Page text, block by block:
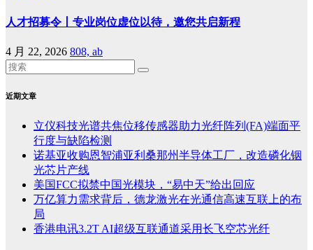
人才招募令丨专业岗位虚位以待，邀您共启新程
4 月 22, 2026 808, ab
近期文章
立仪科技光谱共焦位移传感器助力光纤阵列(FA)端面平
行度与缺陷检测
诺基亚收购恩智浦亚利桑那州半导体工厂，改造磷化铟
光芯片产线
美国FCC拟禁中国光模块，“易中天”给出回应
万亿算力需求背后，德龙激光在光通信高速互联上的布
局
香港电讯3.2T AI超级互联通道采用长飞空芯光纤